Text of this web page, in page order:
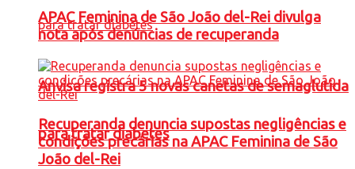
Anvisa registra 5 novas canetas de semaglutida
para tratar diabetes
APAC Feminina de São João del-Rei divulga
nota após denúncias de recuperanda
Recuperanda denuncia supostas negligências e
condições precárias na APAC Feminina de São
João del-Rei